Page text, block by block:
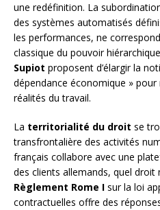
une redéfinition. La
des systèmes automatisés
les performances, ne
classique du pouvoir
Supiot proposent d’élargir la
dépendance économique »
réalités du travail.
La territorialité du droit se
transfrontalière des activités
français collabore avec une
des clients allemands, quel droit
Règlement Rome I sur la loi
contractuelles offre des